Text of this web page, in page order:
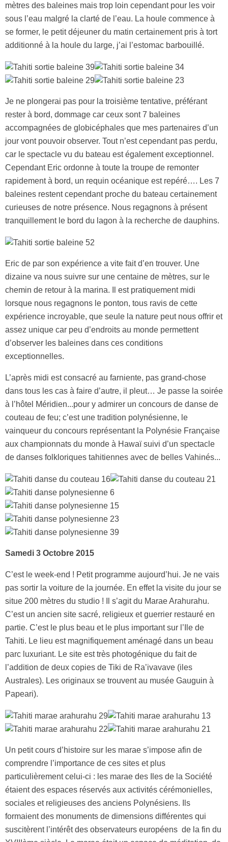
mètres des baleines mais trop loin cependant pour les voir
sous l’eau malgré la clarté de l’eau. La houle commence à
se former, le petit déjeuner du matin certainement pris à tort
additionné à la houle du large, j’ai l’estomac barbouillé.
Je ne plongerai pas pour la troisième tentative, préférant
rester à bord, dommage car ceux sont 7 baleines
accompagnées de globicéphales que mes partenaires d’un
jour vont pouvoir observer. Tout n’est cependant pas perdu,
car le spectacle vu du bateau est également exceptionnel.
Cependant Eric ordonne à toute la troupe de remonter
rapidement à bord, un requin océanique est repéré…. Les 7
baleines restent cependant proche du bateau certainement
curieuses de notre présence. Nous regagnons à présent
tranquillement le bord du lagon à la recherche de dauphins.
Eric de par son expérience a vite fait d’en trouver. Une
dizaine va nous suivre sur une centaine de mètres, sur le
chemin de retour à la marina. Il est pratiquement midi
lorsque nous regagnons le ponton, tous ravis de cette
expérience incroyable, que seule la nature peut nous offrir et
assez unique car peu d’endroits au monde permettent
d’observer les baleines dans ces conditions
exceptionnelles.
L’après midi est consacré au farniente, pas grand-chose
dans tous les cas à faire d’autre, il pleut… Je passe la soirée
à l’hôtel Méridien...pour y admirer un concours de danse de
couteau de feu; c’est une tradition polynésienne, le
vainqueur du concours représentant la Polynésie Française
aux championnats du monde à Hawaï suivi d’un spectacle
de danses folkloriques tahitiennes avec de belles Vahinés...
Samedi 3 Octobre 2015
C’est le week-end ! Petit programme aujourd’hui. Je ne vais
pas sortir la voiture de la journée. En effet la visite du jour se
situe 200 mètres du studio ! Il s’agit du Marae Arahurahu.
C’est un ancien site sacré, religieux et guerrier restauré en
partie. C’est le plus beau et le plus important sur l’Ile de
Tahiti. Le lieu est magnifiquement aménagé dans un beau
parc luxuriant. Le site est très photogénique du fait de
l’addition de deux copies de Tiki de Ra’ivavave (iles
Australes). Les originaux se trouvent au musée Gauguin à
Papeari).
Un petit cours d’histoire sur les marae s’impose afin de
comprendre l’importance de ces sites et plus
particulièrement celui-ci : les marae des Iles de la Société
étaient des espaces réservés aux activités cérémonielles,
sociales et religieuses des anciens Polynésiens. Ils
formaient des monuments de dimensions différentes qui
suscitèrent l’intérêt des observateurs européens de la fin du